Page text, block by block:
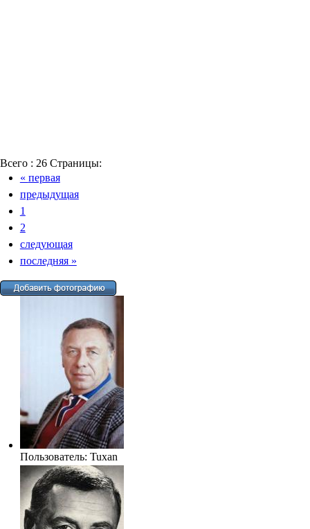
Всего : 26 Страницы:
« первая
предыдущая
1
2
следующая
последняя»
Пользователь: Tuxan